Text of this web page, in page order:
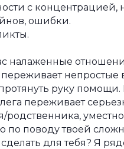
с концентрацией,
ошибки.
налаженные
непростые
руку
переживает
родственника, уместно
по поводу твоей
для тебя? Я